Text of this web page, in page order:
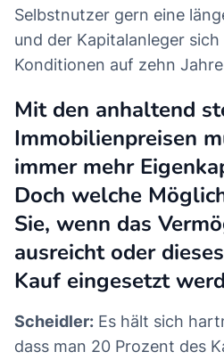
Selbstnutzer gern eine
und der Kapitalanleger
Konditionen auf zehn
Mit den anhaltend
Immobilienpreisen
immer mehr
Doch welche
Sie, wenn das
ausreicht oder
Kauf eingesetzt
Scheidler: Es hält sich
dass man 20 Prozent des